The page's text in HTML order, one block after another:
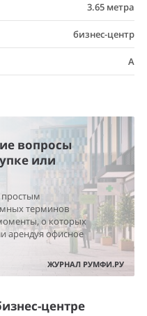
3.65 метра
бизнес-центр
A
вопросы
или
простым
терминов
о которых
арендуя офисное
ЖУРНАЛ РУМФИ.РУ
центре